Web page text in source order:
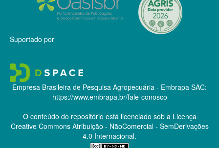
Suportado por
Empresa Brasileira de Pesquisa Agropecuária - Embrapa SAC:
https://www.embrapa.br/fale-conosco
O conteúdo do repositório está licenciado sob a Licença
Creative CommonsAtribuição - NãoComercial - SemDerivações
4.0 Internacional.